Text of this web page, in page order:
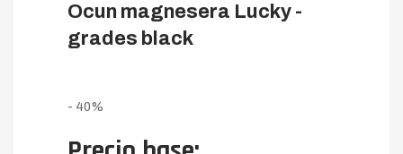
Ocun magnesera Lucky -
grades black
- 40%